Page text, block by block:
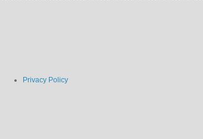
Privacy Policy